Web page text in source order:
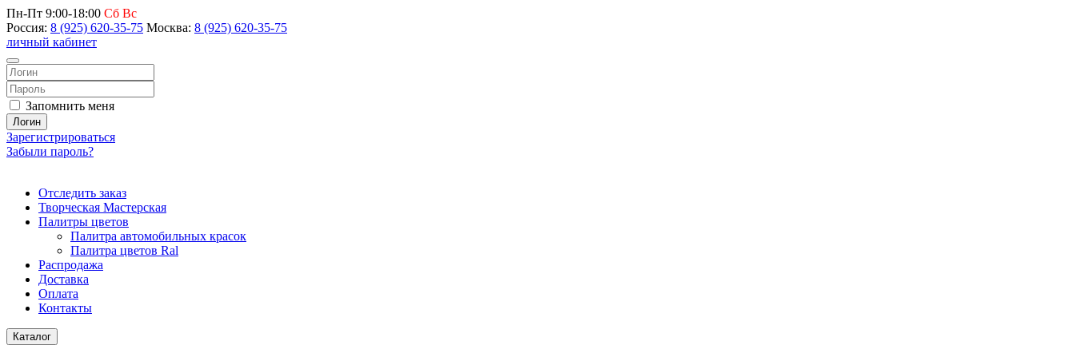
Пн-Пт 9:00-18:00 Сб Вс
Россия: 8 (925) 620-35-75 Москва: 8 (925) 620-35-75
личный кабинет
Запомнить меня
Логин
Зарегистрироваться
Забыли пароль?
Отследить заказ
Творческая Мастерская
Палитры цветов
Палитра автомобильных красок
Палитра цветов Ral
Распродажа
Доставка
Оплата
Контакты
Каталог